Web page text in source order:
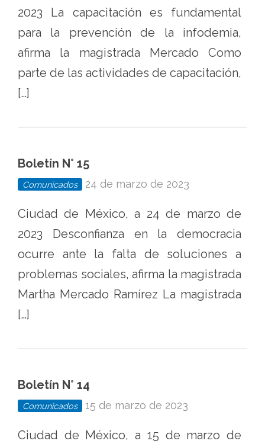
2023 La capacitación es fundamental
para la prevención de la infodemia,
afirma la magistrada Mercado Como
parte de las actividades de capacitación,
[…]
Boletín N° 15
Comunicados 24 de marzo de 2023
Ciudad de México, a 24 de marzo de
2023 Desconfianza en la democracia
ocurre ante la falta de soluciones a
problemas sociales, afirma la magistrada
Martha Mercado Ramírez La magistrada
[…]
Boletín N° 14
Comunicados 15 de marzo de 2023
Ciudad de México, a 15 de marzo de